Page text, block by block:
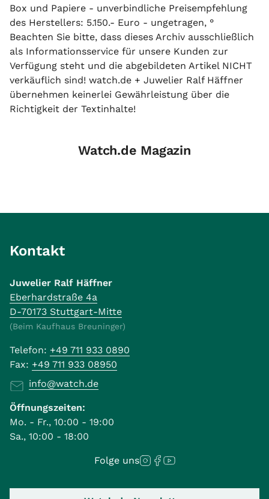
Box und Papiere - unverbindliche Preisempfehlung
des Herstellers: 5.150.- Euro - ungetragen, °
Beachten Sie bitte, dass dieses Archiv ausschließlich
als Informationsservice für unsere Kunden zur
Verfügung steht und die abgebildeten Artikel NICHT
verkäuflich sind! watch.de + Juwelier Ralf Häffner
übernehmen keinerlei Gewährleistung über die
Richtigkeit der Textinhalte!
Watch.de Magazin
Kontakt
Juwelier Ralf Häffner
Eberhardstraße 4a
D-70173 Stuttgart-Mitte
(Beim Kaufhaus Breuninger)
Telefon: +49 711 933 0890
Fax: +49 711 933 08950
info@watch.de
Öffnungszeiten:
Mo. - Fr., 10:00 - 19:00
Sa., 10:00 - 18:00
Folge uns